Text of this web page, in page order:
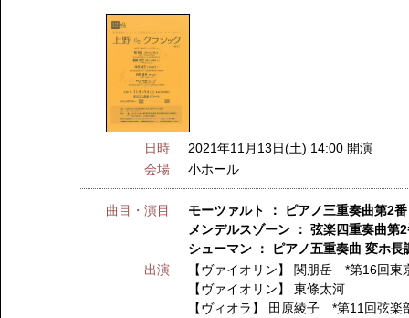
日時
2021年11月13日(土) 14:00 開演
会場
小ホール
曲目・演目
モーツァルト ： ピアノ三重奏曲第2
メンデルスゾーン ： 弦楽四重奏曲第
シューマン ： ピアノ五重奏曲 変ホ長
出演
【ヴァイオリン】 関朋岳 *第16回東
【ヴァイオリン】東條太河
【ヴィオラ】
田原綾子 *第11回弦楽